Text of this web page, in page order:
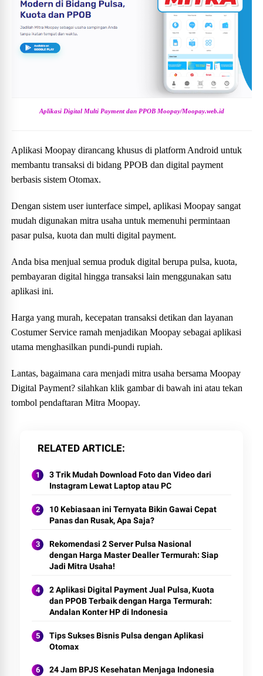
Aplikasi Digital Multi Payment dan PPOB Moopay/Moopay.web.id
Aplikasi Moopay dirancang khusus di platform Android untuk
membantu transaksi di bidang PPOB dan digital payment
berbasis sistem Otomax.
Dengan sistem user iunterface simpel, aplikasi Moopay sangat
mudah digunakan mitra usaha untuk memenuhi permintaan
pasar pulsa, kuota dan multi digital payment.
Anda bisa menjual semua produk digital berupa pulsa, kuota,
pembayaran digital hingga transaksi lain menggunakan satu
aplikasi ini.
Harga yang murah, kecepatan transaksi detikan dan layanan
Costumer Service ramah menjadikan Moopay sebagai aplikasi
utama menghasilkan pundi-pundi rupiah.
Lantas, bagaimana cara menjadi mitra usaha bersama Moopay
Digital Payment? silahkan klik gambar di bawah ini atau tekan
tombol pendaftaran Mitra Moopay.
RELATED ARTICLE
3 Trik Mudah Download Foto dan Video dari
Instagram Lewat Laptop atau PC
10 Kebiasaan ini Ternyata Bikin Gawai Cepat
Panas dan Rusak, Apa Saja?
Rekomendasi 2 Server Pulsa Nasional
dengan Harga Master Dealler Termurah: Siap
Jadi Mitra Usaha!
2 Aplikasi Digital Payment Jual Pulsa, Kuota
dan PPOB Terbaik dengan Harga Termurah:
Andalan Konter HP di Indonesia
Tips Sukses Bisnis Pulsa dengan Aplikasi
Otomax
24 Jam BPJS Kesehatan Menjaga Indonesia